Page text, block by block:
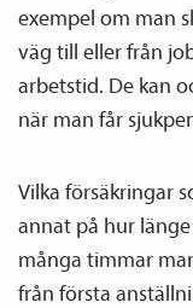
exempel om man
väg till eller från
arbetstid. De kan
när man får
Vilka försäkringar
annat på hur
många timmar
från första